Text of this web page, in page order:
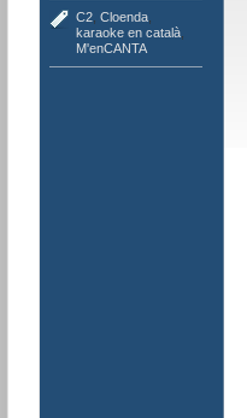
C2, Cloenda,
karaoke en català,
M'enCANTA